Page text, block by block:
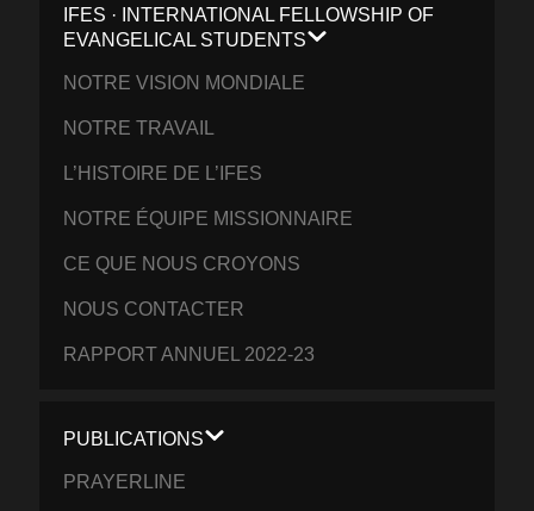
IFES · INTERNATIONAL FELLOWSHIP OF
EVANGELICAL STUDENTS
NOTRE VISION MONDIALE
NOTRE TRAVAIL
L’HISTOIRE DE L’IFES
NOTRE ÉQUIPE MISSIONNAIRE
CE QUE NOUS CROYONS
NOUS CONTACTER
RAPPORT ANNUEL 2022-23
PUBLICATIONS
PRAYERLINE